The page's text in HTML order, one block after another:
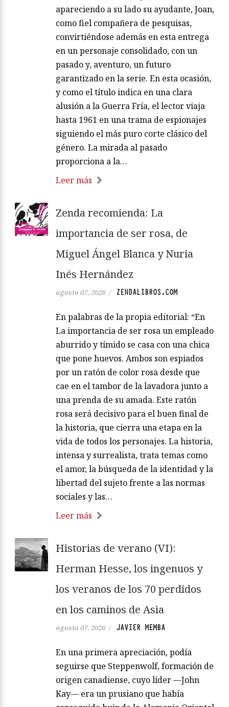
apareciendo a su lado su ayudante, Joan,
como fiel compañera de pesquisas,
convirtiéndose además en esta entrega
en un personaje consolidado, con un
pasado y, aventuro, un futuro
garantizado en la serie. En esta ocasión,
y como el título indica en una clara
alusión a la Guerra Fría, el lector viaja
hasta 1961 en una trama de espionajes
siguiendo el más puro corte clásico del
género. La mirada al pasado
proporciona a la…
Leer más
Zenda recomienda: La
importancia de ser rosa, de
Miguel Ángel Blanca y Nuria
Inés Hernández
agosto 07, 2026 / ZENDALIBROS.COM
En palabras de la propia editorial: “En
La importancia de ser rosa un empleado
aburrido y tímido se casa con una chica
que pone huevos. Ambos son espiados
por un ratón de color rosa desde que
cae en el tambor de la lavadora junto a
una prenda de su amada. Este ratón
rosa será decisivo para el buen final de
la historia, que cierra una etapa en la
vida de todos los personajes. La historia,
intensa y surrealista, trata temas como
el amor, la búsqueda de la identidad y la
libertad del sujeto frente a las normas
sociales y las…
Leer más
Historias de verano (VI):
Herman Hesse, los ingenuos y
los veranos de los 70 perdidos
en los caminos de Asia
agosto 07, 2026 / JAVIER MEMBA
En una primera apreciación, podía
seguirse que Steppenwolf, formación de
origen canadiense, cuyo líder —John
Kay— era un prusiano que había